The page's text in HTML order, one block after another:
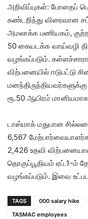
அறிவிப்புகள்: போதைப்
கண்டறிந்து விரைவான
அமலாக்க பணியகம்,
50 கையடக்க வாய்வழி
வழங்கப்படும்.
விற்பனையில் ஈடுபட்டு
ரூ.50 ஆயிரம்
டாஸ்மாக் மதுபான
6,567
2,426 உதவி
தொகுப்பூதியம் ஏப்.1-ம்
வழங்கப்படும். இவை உட்பட
TAGS 000 salary hike
TASMAC employees